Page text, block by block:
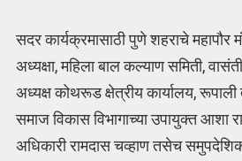
सदर कार्यक्रमासाठी पुणे शहराचे
अध्यक्षा, महिला बाल कल्याण समिती,
अध्यक्ष कोथरूड क्षेत्रीय कार्यालय, रूपाली
समाज विकास विभागाच्या उपायुक्त आशा
अधिकारी रामदास चव्हाण तसेच